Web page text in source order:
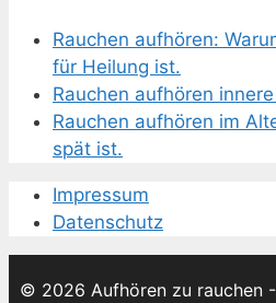
Rauchen aufhören:
für Heilung ist.
Rauchen aufhören
Rauchen aufhören im
spät ist.
Impressum
Datenschutz
© 2026 Aufhören zu rauchen